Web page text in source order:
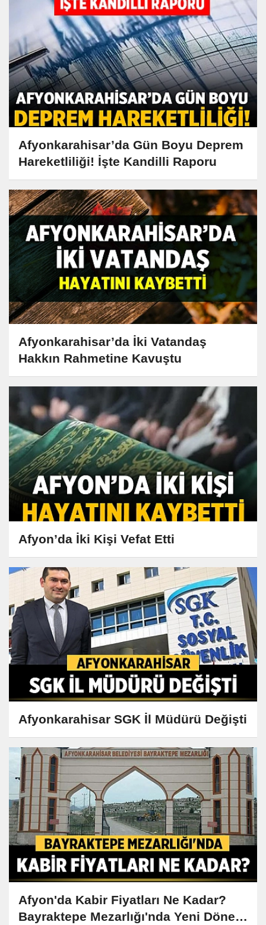
Afyonkarahisar’da Gün Boyu Deprem
Hareketliliği! İşte Kandilli Raporu
Afyonkarahisar’da İki Vatandaş
Hakkın Rahmetine Kavuştu
Afyon’da İki Kişi Vefat Etti
Afyonkarahisar SGK İl Müdürü Değişti
Afyon'da Kabir Fiyatları Ne Kadar?
Bayraktepe Mezarlığı'nda Yeni Dönem